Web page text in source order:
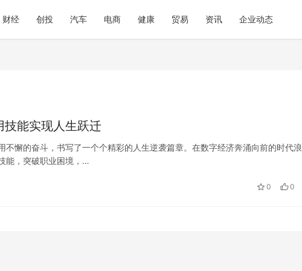
财经 创投 汽车 电商 健康 贸易 资讯 企业动态
技能实现人生跃迁
不懈的奋斗，书写了一个个精彩的人生逆袭篇章。在数字经济奔涌向前的时代浪
能，突破职业困境，…
0 0